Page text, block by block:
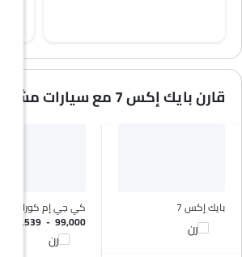
قارن بايك إكس 7 مع سيارات مشابهة
بايك إكس 7
قارن
كي جي إم كوراندو
SAR 87,539 - 99,000
قارن